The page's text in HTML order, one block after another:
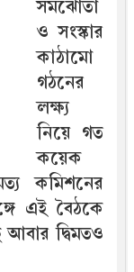
সমঝোতা
ও সংস্কার
কাঠামো
গঠনের
লক্ষ্য
নিয়ে গত
কয়েক
কমিশনের
এই বৈঠকে
দ্বিমতও